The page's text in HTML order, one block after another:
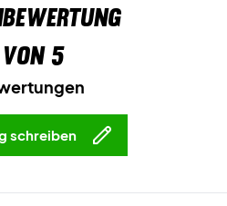
5
schreiben